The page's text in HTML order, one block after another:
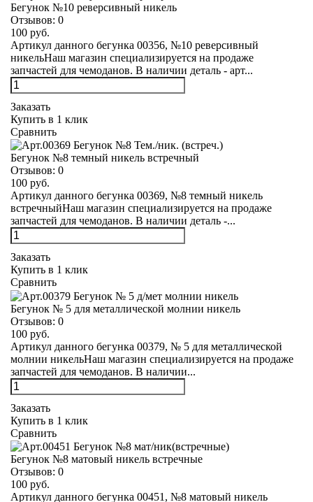
Бегунок №10 реверсивный никель
Отзывов: 0
100 руб.
Артикул данного бегунка 00356, №10 реверсивный
никельНаш магазин специализируется на продаже
запчастей для чемоданов. В наличии деталь - арт...
Заказать
Купить в 1 клик
Сравнить
Бегунок №8 темный никель встречный
Отзывов: 0
100 руб.
Артикул данного бегунка 00369, №8 темный никель
встречныйНаш магазин специализируется на продаже
запчастей для чемоданов. В наличии деталь -...
Заказать
Купить в 1 клик
Сравнить
Бегунок № 5 для металлической молнии никель
Отзывов: 0
100 руб.
Артикул данного бегунка 00379, № 5 для металлической
молнии никельНаш магазин специализируется на продаже
запчастей для чемоданов. В наличии...
Заказать
Купить в 1 клик
Сравнить
Бегунок №8 матовый никель встречные
Отзывов: 0
100 руб.
Артикул данного бегунка 00451, №8 матовый никель